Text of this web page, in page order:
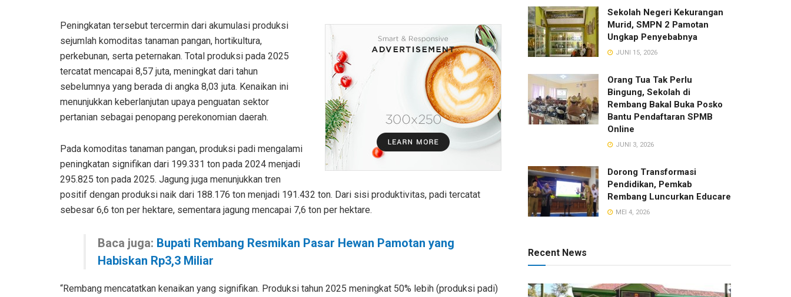
Peningkatan tersebut tercermin dari akumulasi produksi
sejumlah komoditas tanaman pangan, hortikultura,
perkebunan, serta peternakan. Total produksi pada 2025
tercatat mencapai 8,57 juta, meningkat dari tahun
sebelumnya yang berada di angka 8,03 juta. Kenaikan ini
menunjukkan keberlanjutan upaya penguatan sektor
pertanian sebagai penopang perekonomian daerah.
Pada komoditas tanaman pangan, produksi padi mengalami
peningkatan signifikan dari 199.331 ton pada 2024 menjadi
295.825 ton pada 2025. Jagung juga menunjukkan tren
positif dengan produksi naik dari 188.176 ton menjadi 191.432 ton. Dari sisi produktivitas, padi tercatat
sebesar 6,6 ton per hektare, sementara jagung mencapai 7,6 ton per hektare.
Baca juga: Bupati Rembang Resmikan Pasar Hewan Pamotan yang
Habiskan Rp3,3 Miliar
“Rembang mencatatkan kenaikan yang signifikan. Produksi tahun 2025 meningkat 50% lebih (produksi padi)
Sekolah Negeri Kekurangan
Murid, SMPN 2 Pamotan
Ungkap Penyebabnya
JUNI 15, 2026
Orang Tua Tak Perlu
Bingung, Sekolah di
Rembang Bakal Buka Posko
Bantu Pendaftaran SPMB
Online
JUNI 3, 2026
Dorong Transformasi
Pendidikan, Pemkab
Rembang Luncurkan Educare
MEI 4, 2026
Recent News